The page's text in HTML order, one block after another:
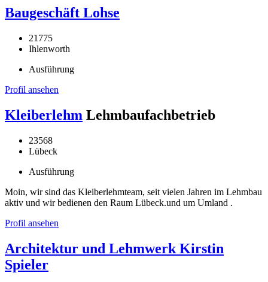
Baugeschäft Lohse
21775
Ihlenworth
Ausführung
Profil ansehen
Kleiberlehm Lehmbaufachbetrieb
23568
Lübeck
Ausführung
Moin, wir sind das Kleiberlehmteam, seit vielen Jahren im Lehmbau
aktiv und wir bedienen den Raum Lübeck.und um Umland .
Profil ansehen
Architektur und Lehmwerk Kirstin
Spieler